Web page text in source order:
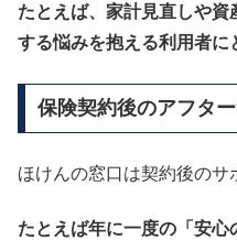
たとえば、家計見直しや資
する悩みを抱える利用者に
保険契約後のアフタ
ほけんの窓口は契約後のサ
たとえば年に一度の「安